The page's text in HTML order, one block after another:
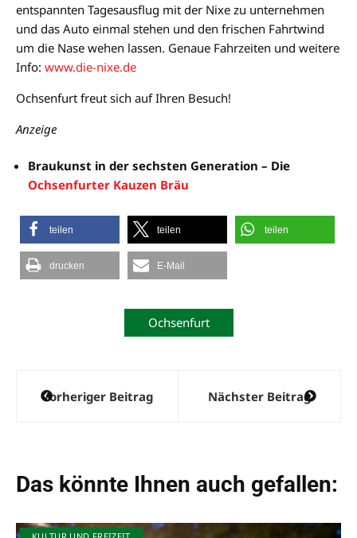
entspannten Tagesausflug mit der Nixe zu unternehmen
und das Auto einmal stehen und den frischen Fahrtwind
um die Nase wehen lassen. Genaue Fahrzeiten und weitere
Info: www.die-nixe.de
Ochsenfurt freut sich auf Ihren Besuch!
Anzeige
Braukunst in der sechsten Generation – Die
Ochsenfurter Kauzen Bräu
teilen teilen teilen
drucken E-Mail
Ochsenfurt
Beitragsnavigation
Vorheriger Beitrag Nächster Beitrag
Das könnte Ihnen auch gefallen: